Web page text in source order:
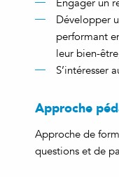
Engager un
Développer
performant
leur bien-
S’intéresser
Approche
Approche de
questions et de